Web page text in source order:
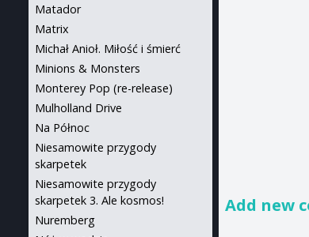
Add new
Matador
Matrix
Michał Anioł. Miłość i śmierć
Minions & Monsters
Monterey Pop (re-release)
Mulholland Drive
Na Północ
Niesamowite przygody
skarpetek
Niesamowite przygody
skarpetek 3. Ale kosmos!
Nuremberg